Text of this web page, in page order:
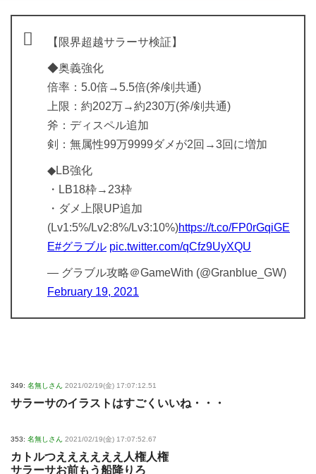
【限界超越サラーサ検証】
◆奥義強化
倍率：5.0倍→5.5倍(斧/剣共通)
上限：約202万→約230万(斧/剣共通)
斧：ディスペル追加
剣：無属性99万9999ダメが2回→3回に増加
◆LB強化
・LB18枠→23枠
・ダメ上限UP追加
(Lv1:5%/Lv2:8%/Lv3:10%)https://t.co/FP0rGqiGE
E#グラブル pic.twitter.com/qCfz9UyXQU
— グラブル攻略＠GameWith (@Granblue_GW)
February 19, 2021
349: 名無しさん 2021/02/19(金) 17:07:12.51
サラーサのイラストはすごくいいね・・・
353: 名無しさん 2021/02/19(金) 17:07:52.67
カトルつええええええ人権人権
サラーサお前もう船降りろ